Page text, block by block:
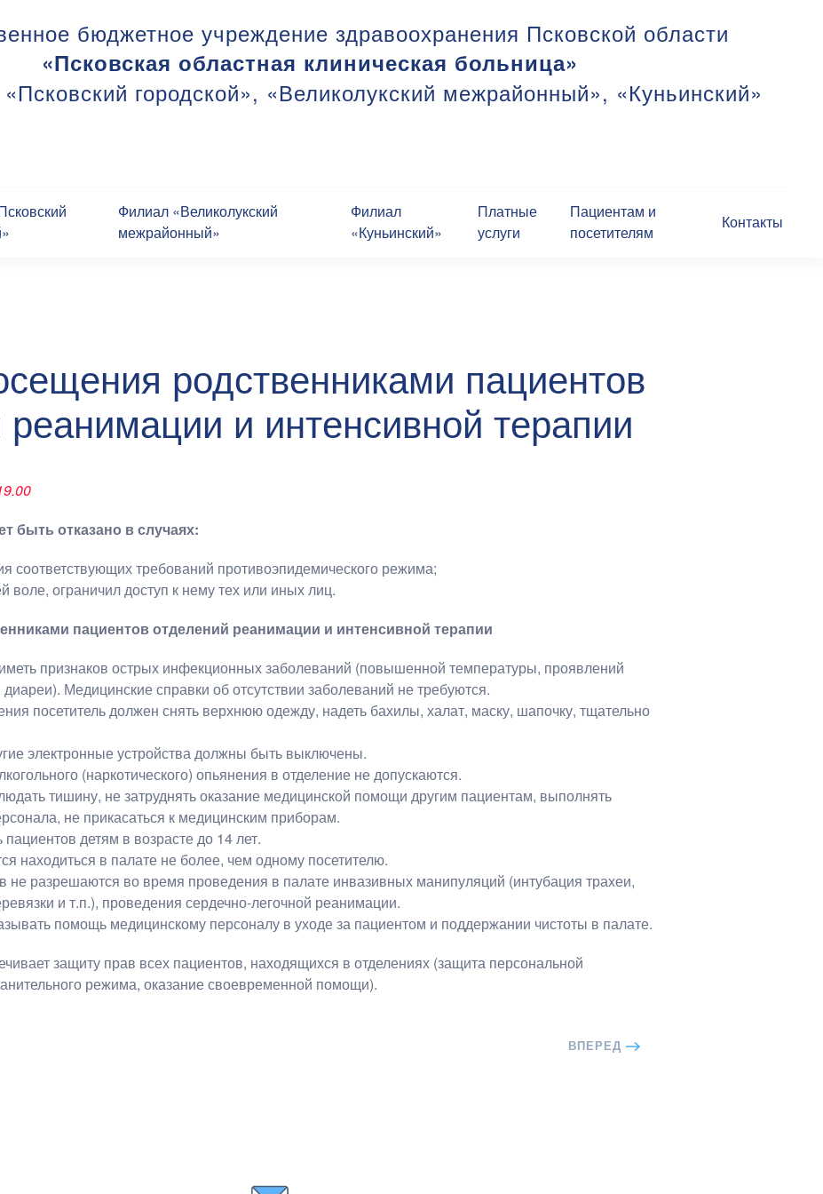
бюджетное учреждение здравоохранения Псковской области
«Псковская областная клиническая больница»
городской», «Великолукский межрайонный», «Куньинский»
Филиал «Великолукский
межрайонный»
Филиал
«Куньинский»
Платные
услуги
Пациентам и
посетителям
Контакты
родственниками пациентов
и интенсивной терапии
быть отказано в случаях:
соответствующих требований противоэпидемического режима;
воле, ограничил доступ к нему тех или иных лиц.
пациентов отделений реанимации и интенсивной терапии
признаков острых инфекционных заболеваний (повышенной температуры, проявлений
Медицинские справки об отсутствии заболеваний не требуются.
посетитель должен снять верхнюю одежду, надеть бахилы, халат, маску, шапочку, тщательно
электронные устройства должны быть выключены.
(наркотического) опьянения в отделение не допускаются.
тишину, не затруднять оказание медицинской помощи другим пациентам, выполнять
не прикасаться к медицинским приборам.
детям в возрасте до 14 лет.
находиться в палате не более, чем одному посетителю.
не разрешаются во время проведения в палате инвазивных манипуляций (интубация трахеи,
и т.п.), проведения сердечно-легочной реанимации.
помощь медицинскому персоналу в уходе за пациентом и поддержании чистоты в палате.
защиту прав всех пациентов, находящихся в отделениях (защита персональной
режима, оказание своевременной помощи).
ВПЕРЕД